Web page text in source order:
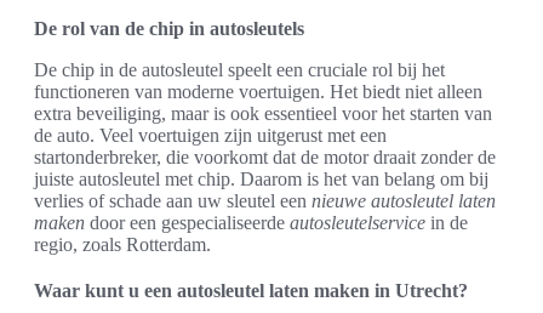
De rol van de chip in autosleutels
De chip in de autosleutel speelt een cruciale rol bij het
functioneren van moderne voertuigen. Het biedt niet alleen
extra beveiliging, maar is ook essentieel voor het starten van
de auto. Veel voertuigen zijn uitgerust met een
startonderbreker, die voorkomt dat de motor draait zonder de
juiste autosleutel met chip. Daarom is het van belang om bij
verlies of schade aan uw sleutel een nieuwe autosleutel laten
maken door een gespecialiseerde autosleutelservice in de
regio, zoals Rotterdam.
Waar kunt u een autosleutel laten maken in Utrecht?